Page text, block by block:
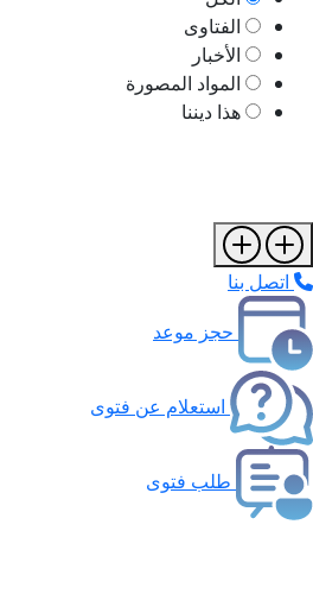
الفتاوى
الأخبار
المواد المصورة
هذا ديننا
اتصل بنا
حجز موعد
استعلام عن فتوى
طلب فتوى